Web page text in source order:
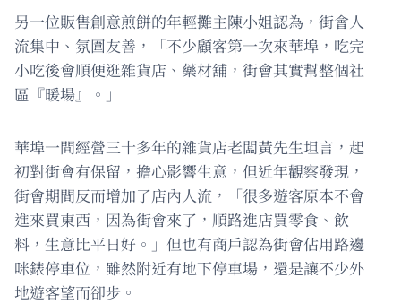
另一位販售創意煎餅的年輕攤主陳小姐認為，街會人
流集中、氛圍友善，「不少顧客第一次來華埠，吃完
小吃後會順便逛雜貨店、藥材舖，街會其實幫整個社
區『暖場』。」
華埠一間經營三十多年的雜貨店老闆黃先生坦言，起
初對街會有保留，擔心影響生意，但近年觀察發現，
街會期間反而增加了店內人流，「很多遊客原本不會
進來買東西，因為街會來了，順路進店買零食、飲
料，生意比平日好。」但也有商戶認為街會佔用路邊
咪錶停車位，雖然附近有地下停車場，還是讓不少外
地遊客望而卻步。